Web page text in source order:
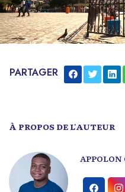
PARTAGER
À PROPOS DE L'AUTEUR